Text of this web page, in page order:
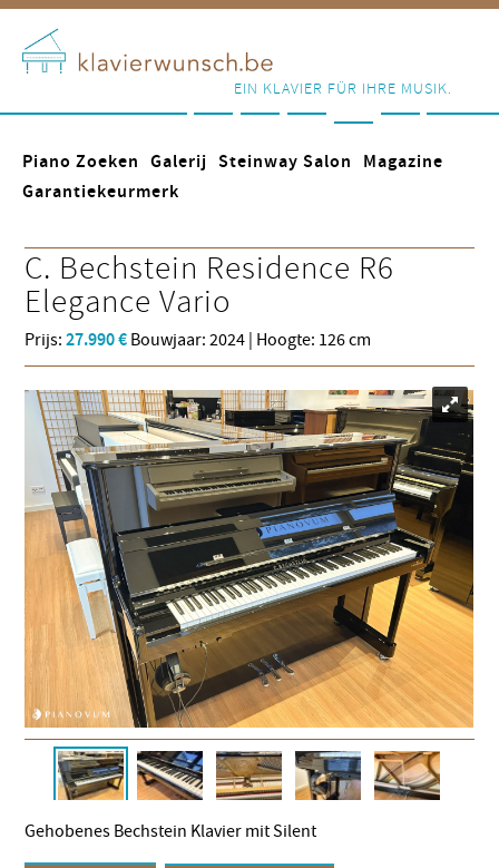
EIN KLAVIER FÜR IHRE MUSIK.
Piano Zoeken Galerij Steinway Salon
Magazine
Garantiekeurmerk
C. Bechstein Residence R6
Elegance Vario
Prijs:27.990 € Bouwjaar: 2024 | Hoogte: 126 cm
Gehobenes Bechstein Klavier mit Silent